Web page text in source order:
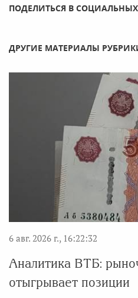
ПОДЕЛИТЬСЯ В СОЦИАЛЬНЫХ
ДРУГИЕ МАТЕРИАЛЫ
6 авг. 2026 г., 16:22:32
Аналитика ВТБ:
отыгрывает позиции